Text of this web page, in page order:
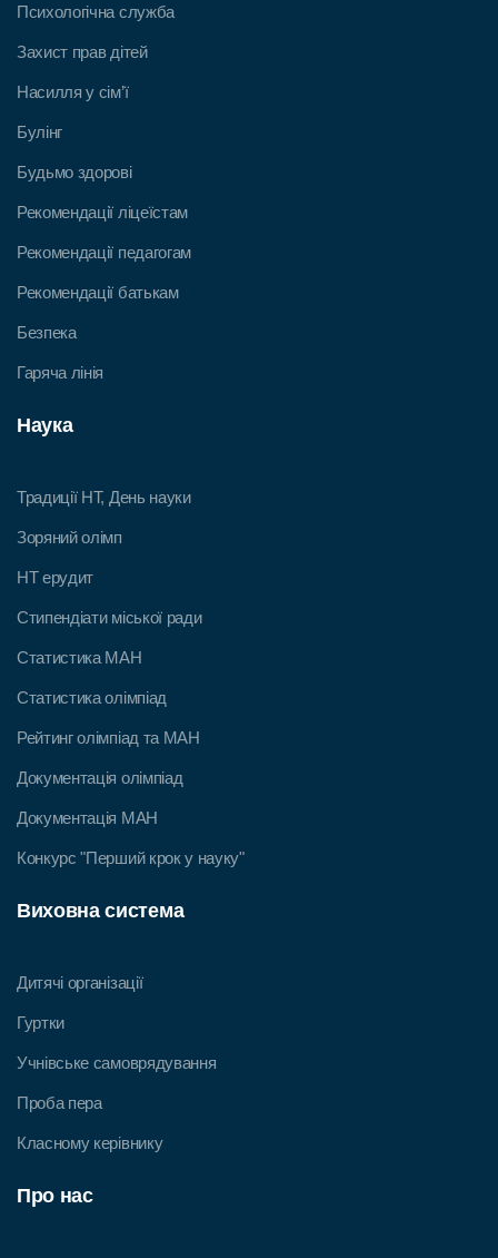
Психологічна служба
Захист прав дітей
Насилля у сім’ї
Булінг
Будьмо здорові
Рекомендації ліцеїстам
Рекомендації педагогам
Рекомендації батькам
Безпека
Гаряча лінія
Наука
Традиції НТ, День науки
Зоряний олімп
НТ ерудит
Стипендіати міської ради
Статистика МАН
Статистика олімпіад
Рейтинг олімпіад та МАН
Документація олімпіад
Документація МАН
Конкурс "Перший крок у науку"
Виховна система
Дитячі організації
Гуртки
Учнівське самоврядування
Проба пера
Класному керівнику
Про нас